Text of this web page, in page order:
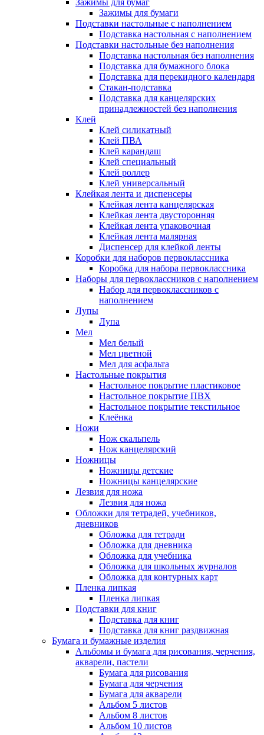
Зажимы для бумаг
Зажимы для бумаги
Подставки настольные с наполнением
Подставка настольная с наполнением
Подставки настольные без наполнения
Подставка настольная без наполнения
Подставка для бумажного блока
Подставка для перекидного календаря
Стакан-подставка
Подставка для канцелярских
принадлежностей без наполнения
Клей
Клей силикатный
Клей ПВА
Клей карандаш
Клей специальный
Клей роллер
Клей универсальный
Клейкая лента и диспенсеры
Клейкая лента канцелярская
Клейкая лента двусторонняя
Клейкая лента упаковочная
Клейкая лента малярная
Диспенсер для клейкой ленты
Коробки для наборов первоклассника
Коробка для набора первоклассника
Наборы для первоклассников с наполнением
Набор для первоклассников с
наполнением
Лупы
Лупа
Мел
Мел белый
Мел цветной
Мел для асфальта
Настольные покрытия
Настольное покрытие пластиковое
Настольное покрытие ПВХ
Настольное покрытие текстильное
Клеёнка
Ножи
Нож скальпель
Нож канцелярский
Ножницы
Ножницы детские
Ножницы канцелярские
Лезвия для ножа
Лезвия для ножа
Обложки для тетрадей, учебников,
дневников
Обложка для тетради
Обложка для дневника
Обложка для учебника
Обложка для школьных журналов
Обложка для контурных карт
Пленка липкая
Пленка липкая
Подставки для книг
Подставка для книг
Подставка для книг раздвижная
Бумага и бумажные изделия
Альбомы и бумага для рисования, черчения,
акварели, пастели
Бумага для рисования
Бумага для черчения
Бумага для акварели
Альбом 5 листов
Альбом 8 листов
Альбом 10 листов